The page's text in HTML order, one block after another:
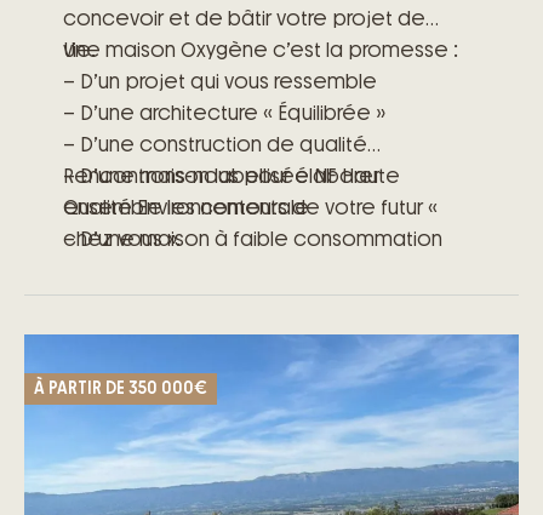
concevoir et de bâtir votre projet de
vie.
Une maison Oxygène c’est la promesse :
– D’un projet qui vous ressemble
– D’une architecture « Équilibrée »
– D’une construction de qualité
– D’une maison labellisée NF Haute
Qualité Environnementale
– D’une maison à faible consommation
– D’engagements précis et clairs
– D’un accompagnement à toutes les
étapes de votre projet
– Des garanties exclusives du contrat de
construction de maison individuelle
Rencontrons-nous pour élaborer
ensemble les contours de votre futur «
chez vous ».
À PARTIR DE 350 000€